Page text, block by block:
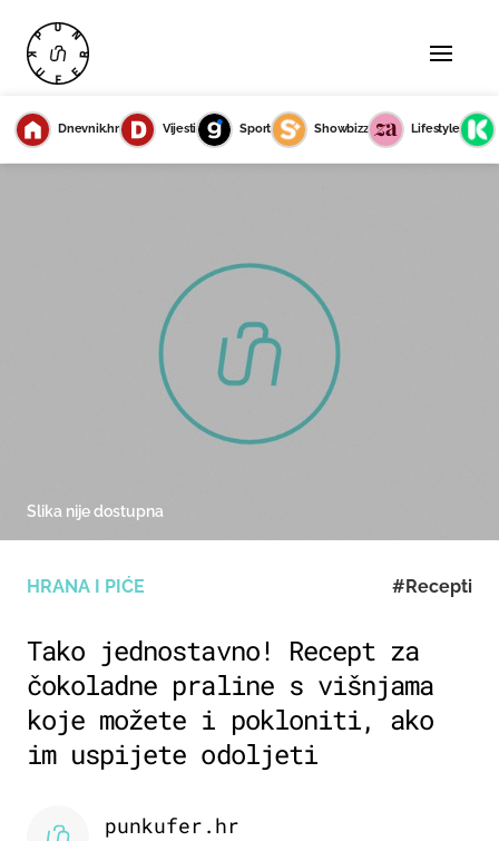
Dnevnik.hr Vijesti Sport Showbizz Lifestyle
HRANA I PIĆE #Recepti
Tako jednostavno! Recept za
čokoladne praline s višnjama
koje možete i pokloniti, ako
im uspijete odoljeti
punkufer.hr
Slika nije dostupna